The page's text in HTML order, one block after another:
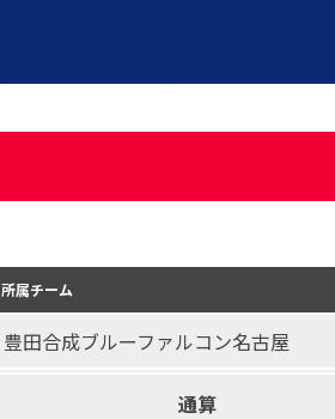
所属チーム
豊田合成ブルーファルコン名古屋
通算